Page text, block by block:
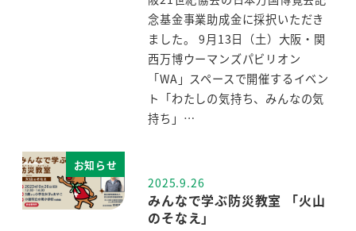
念基金事業助成金に採択いただき
ました。 9月13日（土）大阪・関
西万博ウーマンズパビリオン
「WA」スペースで開催するイベン
ト「わたしの気持ち、みんなの気
持ち」…
お知らせ
みんなで学ぶ防災教室 「火山
のそなえ」
投稿日
2025.9.26